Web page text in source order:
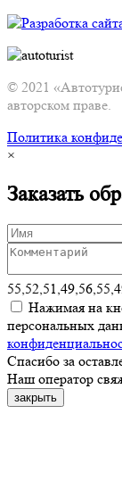
© 2021
авторском праве.
Политика
×
Заказать
Нажимая на
персональных
Спасибо за
Наш оператор
закрыть